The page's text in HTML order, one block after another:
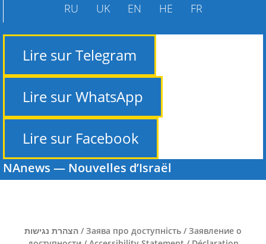
RU UK EN HE FR
Lire sur Telegram
Lire sur WhatsApp
Lire sur Facebook
NAnews — Nouvelles d’Israël
הצהרת נגישות / Заява про доступність / Заявление о